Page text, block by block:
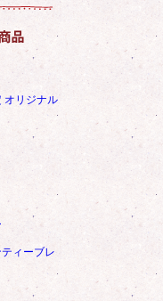
オリジナル
ィーブレ